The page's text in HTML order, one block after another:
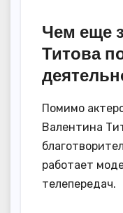
Чем еще
Титова
Помимо
Валентина
работает
телепередач.